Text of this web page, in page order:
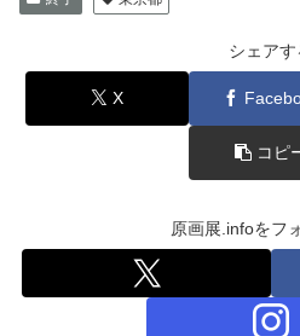
シェアす
X
コピ
原画展.infoをフ